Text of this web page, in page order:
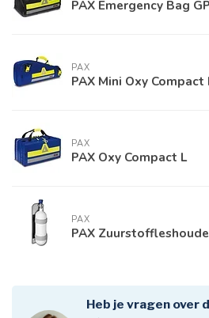
PAX Emergency Bag GP
PAX
PAX Mini Oxy Compact
PAX
PAX Oxy Compact L
PAX
PAX
Heb je vragen over